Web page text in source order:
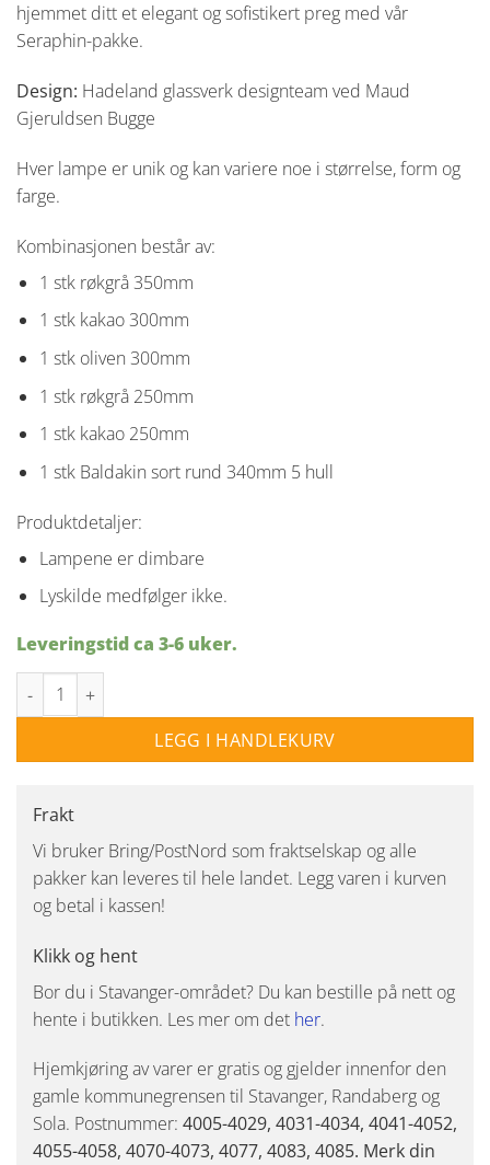
hjemmet ditt et elegant og sofistikert preg med vår
Seraphin-pakke.
Design: Hadeland glassverk designteam ved Maud
Gjeruldsen Bugge
Hver lampe er unik og kan variere noe i størrelse, form og
farge.
Kombinasjonen består av:
1 stk røkgrå 350mm
1 stk kakao 300mm
1 stk oliven 300mm
1 stk røkgrå 250mm
1 stk kakao 250mm
1 stk Baldakin sort rund 340mm 5 hull
Produktdetaljer:
Lampene er dimbare
Lyskilde medfølger ikke.
Leveringstid ca 3-6 uker.
Hadeland Crystal Stone Seraphin 5stk antall
LEGG I HANDLEKURV
Frakt
Vi bruker Bring/PostNord som fraktselskap og alle
pakker kan leveres til hele landet. Legg varen i kurven
og betal i kassen!
Klikk og hent
Bor du i Stavanger-området? Du kan bestille på nett og
hente i butikken. Les mer om det her.
Hjemkjøring av varer er gratis og gjelder innenfor den
gamle kommunegrensen til Stavanger, Randaberg og
Sola. Postnummer: 4005-4029, 4031-4034, 4041-4052,
4055-4058, 4070-4073, 4077, 4083, 4085. Merk din